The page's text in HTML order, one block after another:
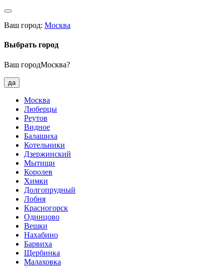
Ваш город: Москва
Выбрать город
Ваш городМосква?
да
Москва
Люберцы
Реутов
Видное
Балашиха
Котельники
Дзержинский
Мытищи
Королев
Химки
Долгопрудный
Лобня
Красногорск
Одинцово
Вешки
Нахабино
Барвиха
Щербинка
Малаховка